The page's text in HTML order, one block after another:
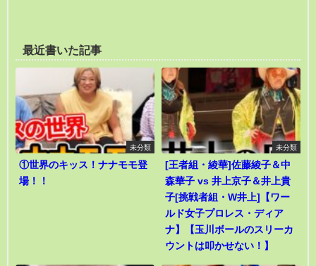
最近書いた記事
未分類
①世界のキッス！ナナモモ登
場！！
未分類
[王者組・綾華]佐藤綾子＆中
森華子 vs 井上京子＆井上貴
子[挑戦者組・W井上]【ワー
ルド女子プロレス・ディア
ナ】【玉川ボールのスリーカ
ウントは叩かせない！】